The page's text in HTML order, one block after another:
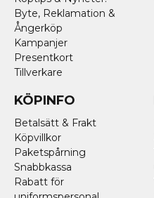
Byte, Reklamation &
Ångerköp
Kampanjer
Presentkort
Tillverkare
KÖPINFO
Betalsätt & Frakt
Köpvillkor
Paketspårning
Snabbkassa
Rabatt för